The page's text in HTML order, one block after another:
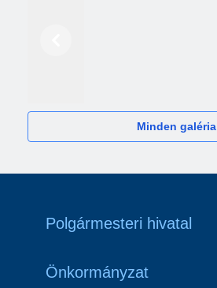
Minden galéria
Polgármesteri hivatal
Önkormányzat